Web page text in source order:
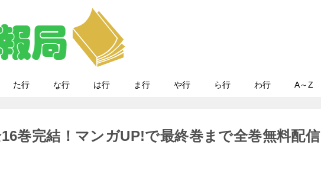
た行 な行 は行 ま行 や行 ら行 わ行 A～Z
巻完結！マンガUP!で最終巻まで全巻無料配信